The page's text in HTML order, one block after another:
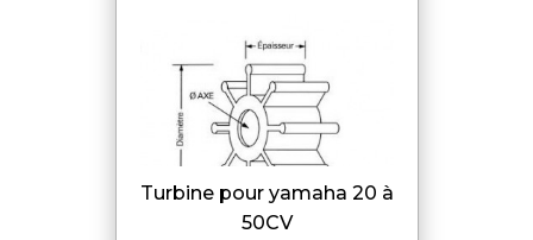
turbine pour yamaha 20 à
50CV